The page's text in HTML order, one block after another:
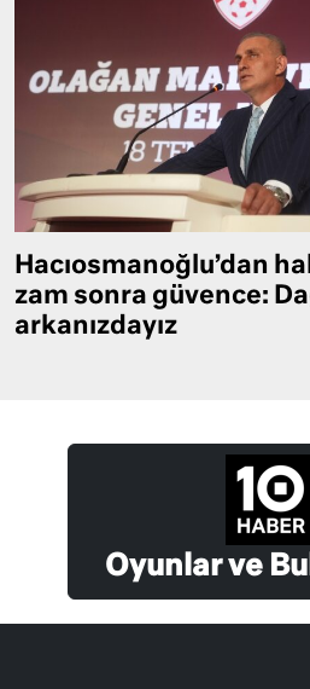
Hacıosmanoğlu’dan
zam sonra güvence:
arkanızdayız
Oyunlar ve